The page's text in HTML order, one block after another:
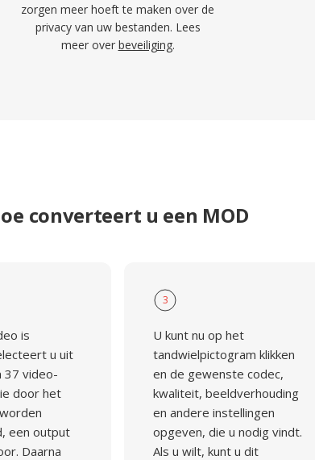
zorgen meer hoeft te maken over de
privacy van uw bestanden. Lees
meer over beveiliging.
converteert u een MOD
is
u uit
37 video-
door het
een output
Daarna
3
U kunt nu op het
tandwielpictogram klikken
en de gewenste codec,
kwaliteit, beeldverhouding
en andere instellingen
opgeven, die u nodig vindt.
Als u wilt, kunt u dit